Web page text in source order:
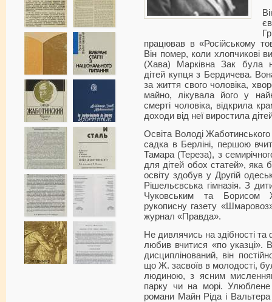
працював в «Російському
Він помер, коли хлопчикові
(Хава) Марківна Зак була
дітей купця з Бердичева.
за життя свого чоловіка,
майно, лікувала його у
смерті чоловіка, відкрила
доходи від неї виростила
Освіта Володі
садка в Берліні, першою
Тамара (Тереза), з
для дітей обох статей», яка
освіту здобув у Другій
Рішельєвська гімназія. З
Чуковським та Борисом
рукописну газету
журнал «Правда».
Не дивлячись на здібності
любив вчитися «по
дисциплінований, він
що Ж. засвоїв в молодості,
людиною, з ясним
парку чи на морі. Улюблене
романи Майн Ріда і